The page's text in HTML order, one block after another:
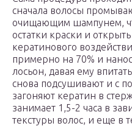
сначала волосы
очищающим шампунем,
остатки краски и
кератинового
примерно на 70% и
лосьон, давая ему
снова подсушивают и с
загоняют кератин в
занимает 1,5-2 часа в
текстуры волос, и еще в